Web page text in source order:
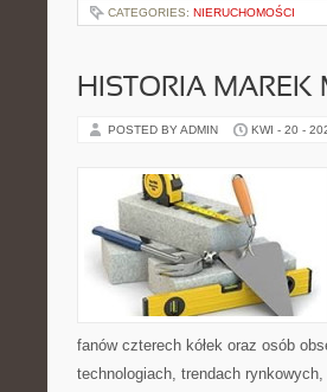
CATEGORIES: NIERUCHOMOŚCI
HISTORIA MAREK
POSTED BY ADMIN KWI - 20 -
fanów czterech kółek oraz osób
technologiach, trendach